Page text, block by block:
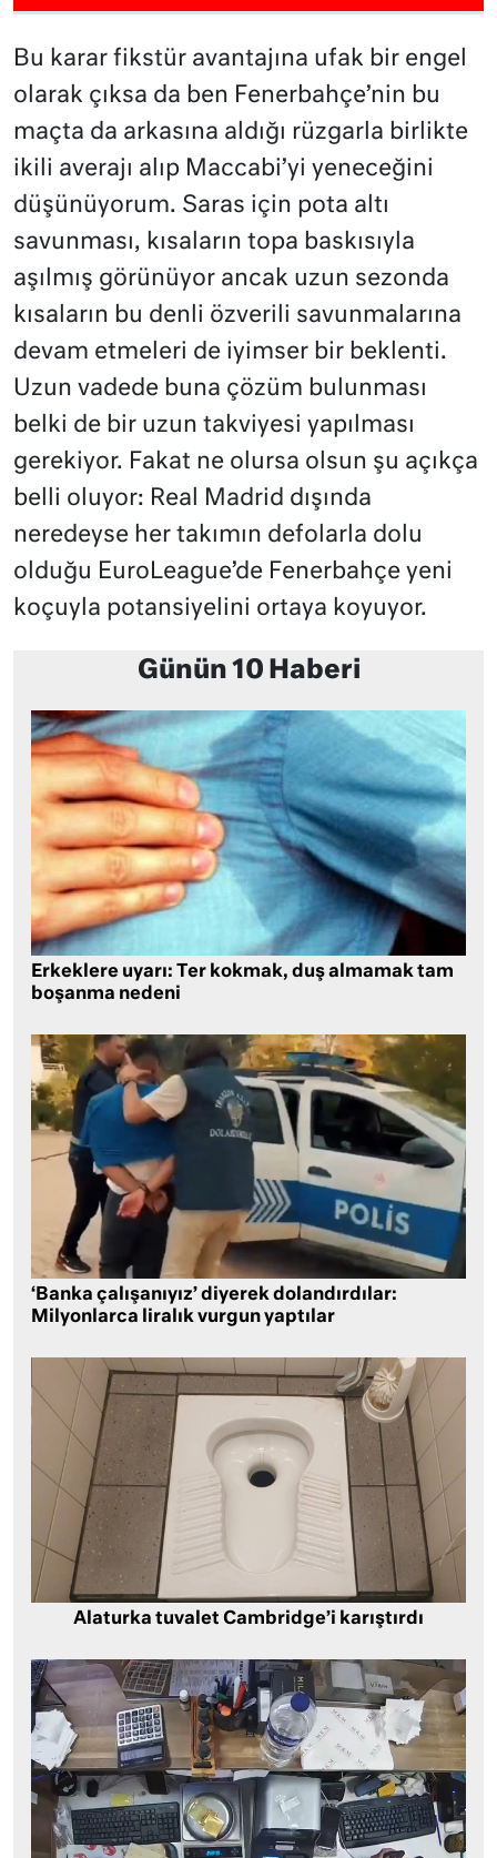
Bu karar fikstür avantajına ufak bir engel
olarak çıksa da ben Fenerbahçe’nin bu
maçta da arkasına aldığı rüzgarla birlikte
ikili averajı alıp Maccabi’yi yeneceğini
düşünüyorum. Saras için pota altı
savunması, kısaların topa baskısıyla
aşılmış görünüyor ancak uzun sezonda
kısaların bu denli özverili savunmalarına
devam etmeleri de iyimser bir beklenti.
Uzun vadede buna çözüm bulunması
belki de bir uzun takviyesi yapılması
gerekiyor. Fakat ne olursa olsun şu açıkça
belli oluyor: Real Madrid dışında
neredeyse her takımın defolarla dolu
olduğu EuroLeague’de Fenerbahçe yeni
koçuyla potansiyelini ortaya koyuyor.
Günün 10 Haberi
Erkeklere uyarı: Ter kokmak, duş almamak tam
boşanma nedeni
‘Banka çalışanıyız’ diyerek dolandırdılar:
Milyonlarca liralık vurgun yaptılar
Alaturka tuvalet Cambridge’i karıştırdı